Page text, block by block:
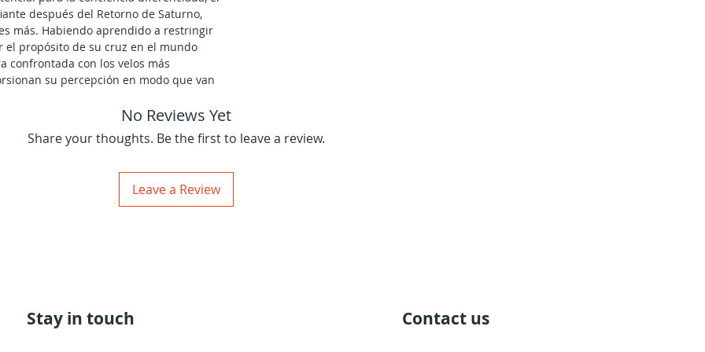
después del Retorno de Saturno,
más. Habiendo aprendido a restringir
el propósito de su cruz en el mundo
confrontada con los velos más
su percepción en modo que van
no parece contener los elementos que
no es que esos elementos no estén
sus capacidades para la auto-
y las cosas que de él espera de
que cada uno de nosotros
cósmico desde el aspecto
No Reviews Yet
Share your thoughts. Be the first to leave a review.
Leave a Review
Stay in touch Contact us